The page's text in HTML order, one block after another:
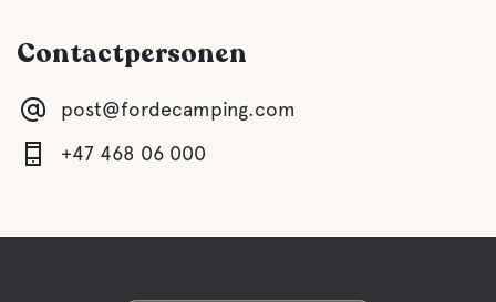
Contactpersonen
post@fordecamping.com
+47 468 06 000